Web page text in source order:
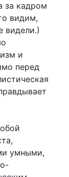
за кадром
видим,
видели.)
и
перед
умными,